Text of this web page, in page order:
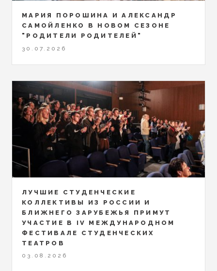
МАРИЯ ПОРОШИНА И АЛЕКСАНДР
САМОЙЛЕНКО В НОВОМ СЕЗОНЕ
"РОДИТЕЛИ РОДИТЕЛЕЙ"
30.07.2026
ЛУЧШИЕ СТУДЕНЧЕСКИЕ
КОЛЛЕКТИВЫ ИЗ РОССИИ И
БЛИЖНЕГО ЗАРУБЕЖЬЯ ПРИМУТ
УЧАСТИЕ В IV МЕЖДУНАРОДНОМ
ФЕСТИВАЛЕ СТУДЕНЧЕСКИХ
ТЕАТРОВ
03.08.2026